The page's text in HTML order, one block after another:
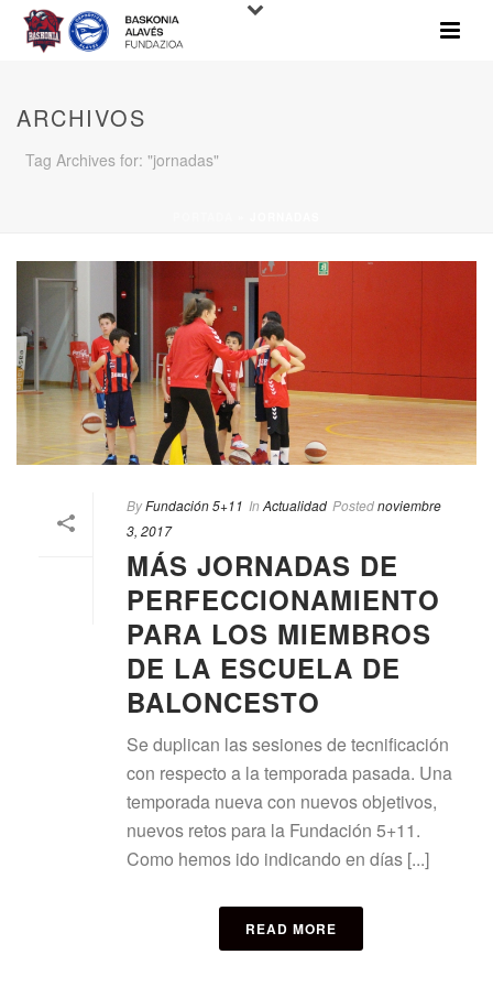
ARCHIVOS
Tag Archives for: "jornadas"
ByFundación 5+11 In Actualidad Postednoviembre
3, 2017
MÁS JORNADAS DE
PERFECCIONAMIENTO
PARA LOS MIEMBROS
DE LA ESCUELA DE
BALONCESTO
Se duplican las sesiones de tecnificación
con respecto a la temporada pasada. Una
temporada nueva con nuevos objetivos,
nuevos retos para la Fundación 5+11.
Como hemos ido indicando en días [...]
READ MORE